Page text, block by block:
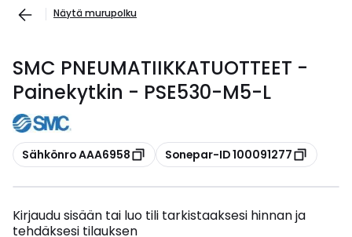
Näytä murupolku
SMC PNEUMATIIKKATUOTTEET -
Painekytkin - PSE530-M5-L
Kopioi
Sähkönro AAA6958 Kopioi
Sonepar-ID 100091277
Kirjaudu sisään tai luo tili tarkistaaksesi hinnan ja
tehdäksesi tilauksen